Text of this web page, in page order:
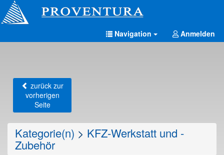
Navigation Anmelden
zurück zur
vorherigen
Seite
Kategorie(n) > KFZ-Werkstatt und -
Zubehör